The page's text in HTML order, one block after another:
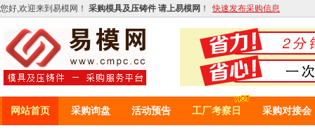
您好,欢迎来到易模网！ 采购模具及压铸件 请上易模网 ！ 快速发布采购信息
网站首页 采购询盘 活动预告 工厂考察日 采购对接会